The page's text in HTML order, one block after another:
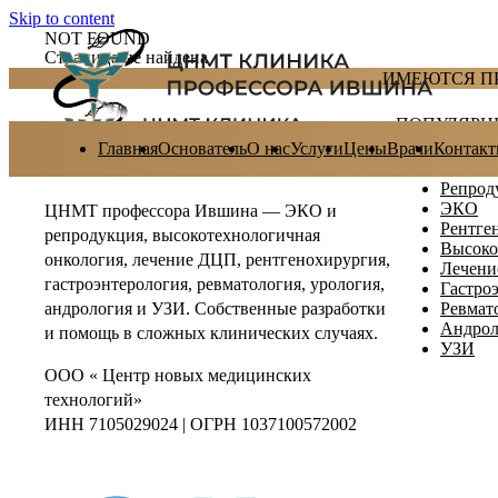
Skip to content
ГлавнаяОсновательО насУслугиЦеныВрачи
NOT FOUND
Страница не найдена
ИМЕЮТСЯ
ЦНМТ профессора Ившина — ЭКО и
репродукция, высокотехнологичная
онкология, лечение ДЦП, рентгенохирургия,
гастроэнтерология, ревматология, урология,
андрология и УЗИ. Собственные разработки
и помощь в сложных клинических случаях.
ООО « Центр новых медицинских
технологий»
ИНН 7105029024 | ОГРН 1037100572002
ЭКО
УЗИ